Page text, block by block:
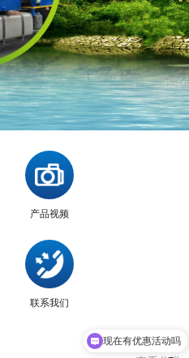
产品视频
联系我们
现在有优惠活动吗